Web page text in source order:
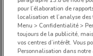
pour l’élaboration de
localisation et l’analyse
Menu > Confidentialité >
toujours de la publicité,
vos centres d’intérêt. Vous
Personnalisation dans